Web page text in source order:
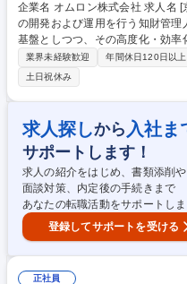
企業名 オムロン株式会社 求人名 [京都]AI/DXを活用したシステム・ツール
の開発および運用を行う知財管理人財 仕事の内容 知的財産の管
基盤としつつ、その高度化・効
AI/DXを活用したシステム・ツー
す。 【詳細】 ■知財事務・管理：出願から権利維持の進捗管理、国内外の
事務所との連携、年金管理等。 ■
据えた知財データの整備や連携
と連携し、生成AI等の最新技術
守：特許管理システムのUI/UX
証）：ダッシュボード等の試作と
集職種 [京都]AI/DXを活用したシ
知財管理人財
業界未経験歓迎 年間休日120日以上
土日祝休み
求人探しから 入社ま
サポートします！
求人の紹介をはじめ、書類添削や
面談対策、内定後の手続きまで
あなたの転職活動をサポートしま
登録してサポートを受ける
正社員